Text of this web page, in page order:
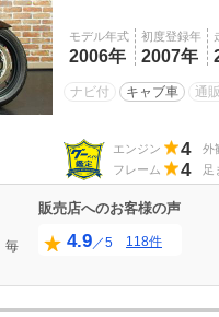
モデル年式
2006年
初度登録年
2007年
ナビ付 キャブ車 通
エンジン 4
フレーム 4 足
毎
販売店へのお客様の声
4.9／5 118件